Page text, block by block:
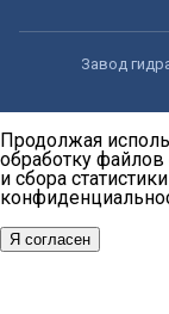
Завод
Продолжая
обработку
и сбора
Я согласен